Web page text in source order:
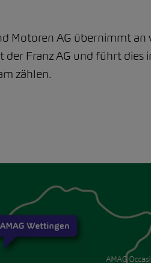
Motoren AG übernimmt
der Franz AG und führt
zählen.